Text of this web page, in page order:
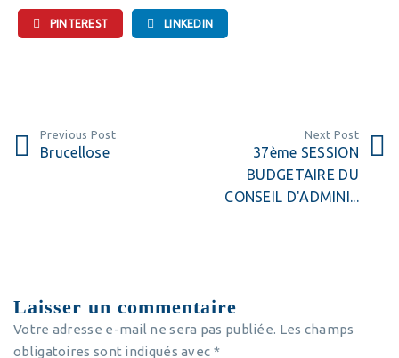
PINTEREST LINKEDIN
Previous Post
Brucellose
Next Post
37ème SESSION
BUDGETAIRE DU
CONSEIL D'ADMINI...
Laisser un commentaire
Votre adresse e-mail ne sera pas publiée. Les champs
obligatoires sont indiqués avec *